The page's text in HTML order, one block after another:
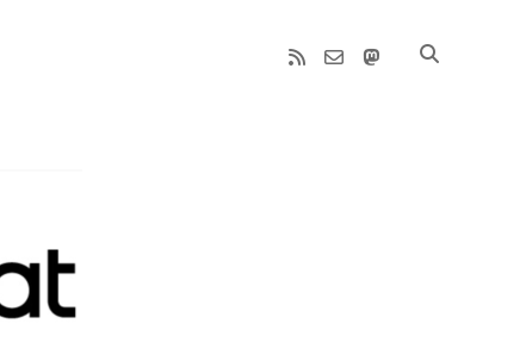
rss email-mastodon